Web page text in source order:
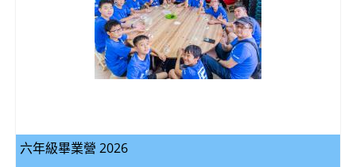
六年級畢業營 2026